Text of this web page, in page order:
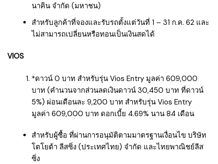
นาคิน จำกัด (มหาชน)
สำหรับลูกค้าที่จองและรับรถตั้งแต่วันที่ 1 – 31 ก.ค. 62 และ
ไม่สามารถเปลี่ยนหรือทอนเป็นเงินสดได้
VIOS
*ดาวน์ 0 บาท สำหรับรุ่น Vios Entry มูลค่า 609,000
บาท (คำนวนจากส่วนลดเงินดาวน์ 30,450 บาท ที่ดาวน์
5%) ผ่อนเดือนละ 9,200 บาท สำหรับรุ่น Vios Entry
มูลค่า 609,000 บาท ดอกเบี้ย 4.69% นาน 84 เดือน
สำหรับผู้ซื้อ ที่ผ่านการอนุมัติตามมาตรฐานเงื่อนไข บริษัท
โตโยต้า ลีสซิ่ง (ประเทศไทย) จำกัด และไทยพาณิชย์ลีส
ซิ่ง